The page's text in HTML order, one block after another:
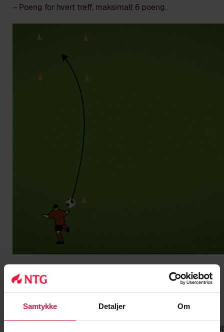
Samtykke Detaljer Om
– Poeng for hvert treff, maksimalt 6 poeng.
Øvelse 2 – Pasning i luften
– Kandidaten må sjonglere ball med annenhver fot uten at